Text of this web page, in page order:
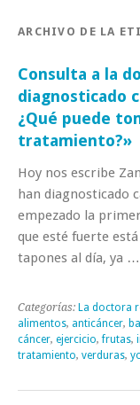
ARCHIVO DE LA
Consulta a la
diagnosticado
¿Qué puede
tratamiento?»
Hoy nos escribe
han diagnosticado
empezado la
que esté fuerte
tapones al día, ya …
Categorías: La doctora
alimentos, anticáncer,
cáncer, ejercicio,frutas,
tratamiento, verduras,